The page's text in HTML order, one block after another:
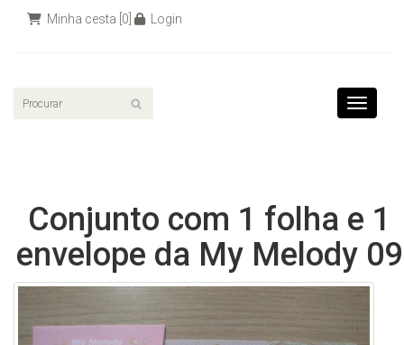
Minha cesta [0] Login
Toggle
Conjunto com 1 folha e 1
envelope da My Melody 09